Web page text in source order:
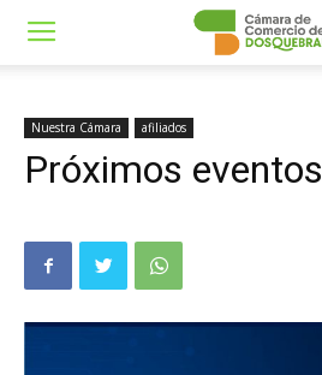
Nuestra Cámara afiliados
Próximos eventos